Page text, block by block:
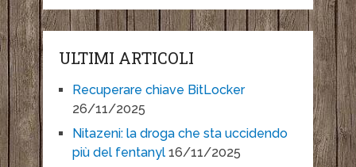
ULTIMI ARTICOLI
Recuperare chiave BitLocker
26/11/2025
Nitazeni: la droga che sta uccidendo
più del fentanyl 16/11/2025